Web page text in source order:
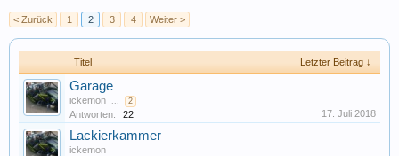
< Zurück 1 2 3 4 Weiter >
Titel Letzter Beitrag ↓
Garage
ickemon ... 2
Antworten: 22 17. Juli 2018
Lackierkammer
ickemon